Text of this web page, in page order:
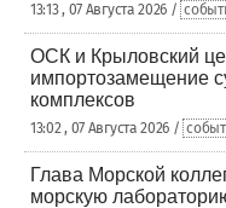
13:13 , 07 Августа 2026 /
ОСК и Крыловский
импортозамещение
комплексов
13:02 , 07 Августа 2026 /
Глава Морской
морскую